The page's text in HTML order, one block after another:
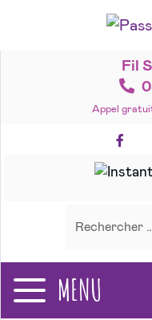
Fil
Appel
MENU